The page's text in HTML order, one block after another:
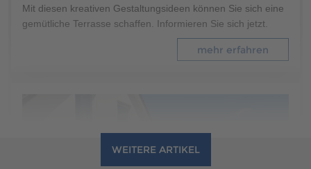
Mit diesen kreativen Gestaltungsideen können Sie sich eine
gemütliche Terrasse schaffen. Informieren Sie sich jetzt.
mehr erfahren
WEITERE ARTIKEL